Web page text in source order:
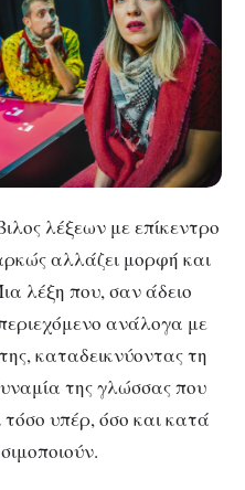
λέξεων με επίκεντρο
αλλάζει μορφή και
λέξη που, σαν άδειο
περιεχόμενο ανάλογα με
καταδεικνύοντας τη
της γλώσσας που
τόσο υπέρ, όσο και κατά